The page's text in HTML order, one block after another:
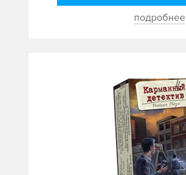
подробнее